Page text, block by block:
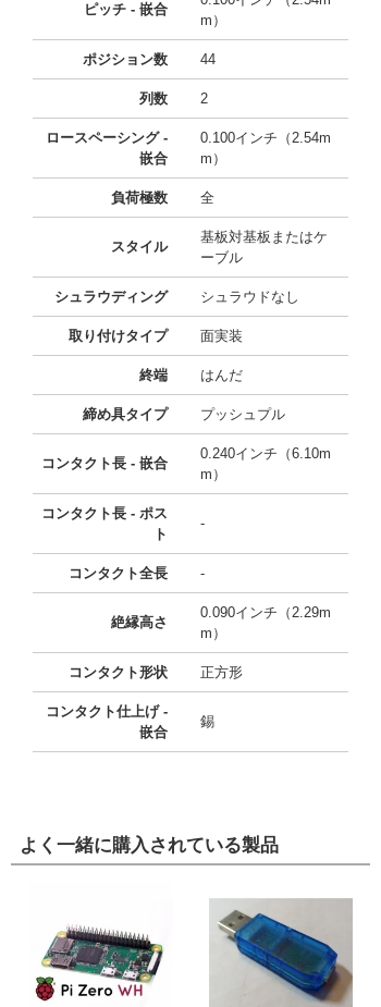
ピッチ - 嵌合
m）
ポジション数 44
列数 2
ロースペーシング -
嵌合
0.100インチ（2.54m
m）
負荷極数 全
スタイル
基板対基板またはケ
ーブル
シュラウディング シュラウドなし
取り付けタイプ 面実装
終端 はんだ
締め具タイプ プッシュプル
コンタクト長 - 嵌合
0.240インチ（6.10m
m）
コンタクト長 - ポス
ト
-
コンタクト全長 -
絶縁高さ
0.090インチ（2.29m
m）
コンタクト形状 正方形
コンタクト仕上げ -
嵌合
錫
よく一緒に購入されている製品